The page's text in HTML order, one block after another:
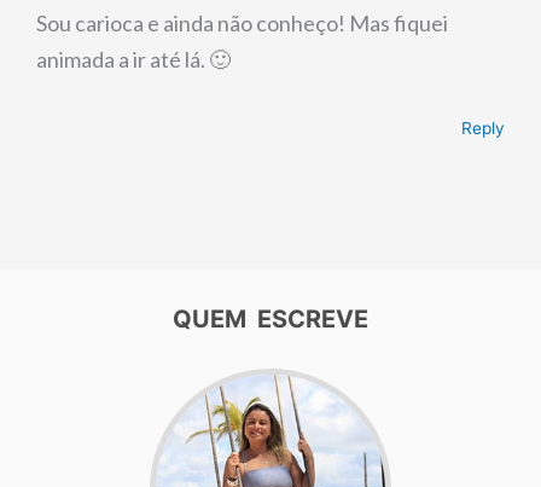
Sou carioca e ainda não conheço! Mas fiquei
animada a ir até lá. 🙂
Reply
QUEM ESCREVE